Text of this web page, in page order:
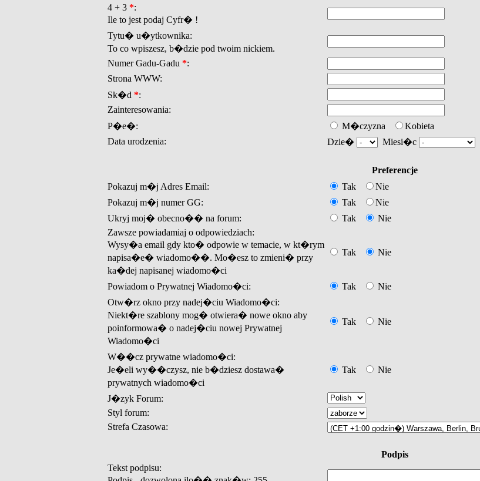
4 + 3 *:
Ile to jest podaj Cyfr� !
Tytu� u�ytkownika:
To co wpiszesz, b�dzie pod twoim nickiem.
Numer Gadu-Gadu *:
Strona WWW:
Sk�d *:
Zainteresowania:
P�e�:
M�czyzna
Kobieta
Data urodzenia:
Dzie� Miesi�c
Preferencje
Pokazuj m�j Adres Email:
Tak
Nie
Pokazuj m�j numer GG:
Tak
Nie
Ukryj moj� obecno�� na forum:
Tak
Nie
Zawsze powiadamiaj o odpowiedziach:
Wysy�a email gdy kto� odpowie w temacie, w kt�rym
napisa�e� wiadomo��. Mo�esz to zmieni� przy
ka�dej napisanej wiadomo�ci
Tak Nie
Powiadom o Prywatnej Wiadomo�ci: Tak
Nie
Otw�rz okno przy nadej�ciu Wiadomo�ci:
Niekt�re szablony mog� otwiera� nowe okno aby
poinformowa� o nadej�ciu nowej Prywatnej
Wiadomo�ci
Tak Nie
W��cz prywatne wiadomo�ci:
Je�eli wy��czysz, nie b�dziesz dostawa�
prywatnych wiadomo�ci
Tak Nie
J�zyk Forum:
Styl forum:
Strefa Czasowa:
Podpis
Tekst podpisu: